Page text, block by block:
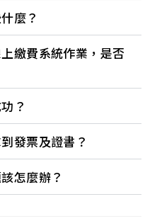
麼？
繳費系統作業，是否
？
發票及證書？
怎麼辦？